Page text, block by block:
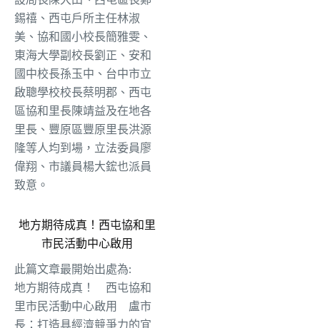
錫禧、西屯戶所主任林淑
美、協和國小校長簡雅雯、
東海大學副校長劉正、安和
國中校長孫玉中、台中市立
啟聰學校校長蔡明郡、西屯
區協和里長陳靖益及在地各
里長、豐原區豐原里長洪源
隆等人均到場，立法委員廖
偉翔、市議員楊大鋐也派員
致意。
地方期待成真！西屯協和里
市民活動中心啟用
此篇文章最開始出處為:
地方期待成真！ 西屯協和
里市民活動中心啟用 盧市
長：打造具經濟競爭力的宜